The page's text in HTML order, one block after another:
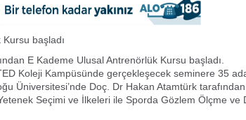
başladı
E Kademe Ulusal Antrenörlük Kursu başladı.
Koleji Kampüsünde gerçekleşecek seminere 35
Üniversitesi’nde Doç. Dr Hakan Atamtürk
Seçimi ve İlkeleri ile Sporda Gözlem Ölçme ve